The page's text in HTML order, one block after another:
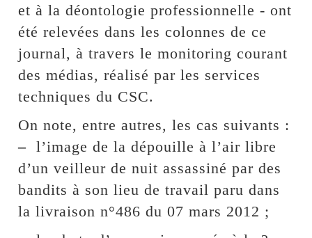
et à la déontologie professionnelle - ont
été relevées dans les colonnes de ce
journal, à travers le monitoring courant
des médias, réalisé par les services
techniques du CSC.
On note, entre autres, les cas suivants :
– l’image de la dépouille à l’air libre
d’un veilleur de nuit assassiné par des
bandits à son lieu de travail paru dans
la livraison n°486 du 07 mars 2012 ;